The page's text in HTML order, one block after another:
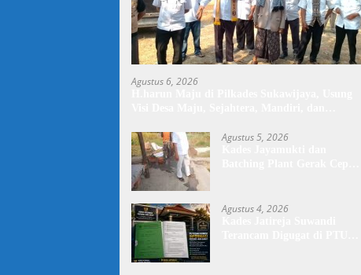
Agustus 6, 2026
Agustus 5, 2026
Agustus 4, 2026